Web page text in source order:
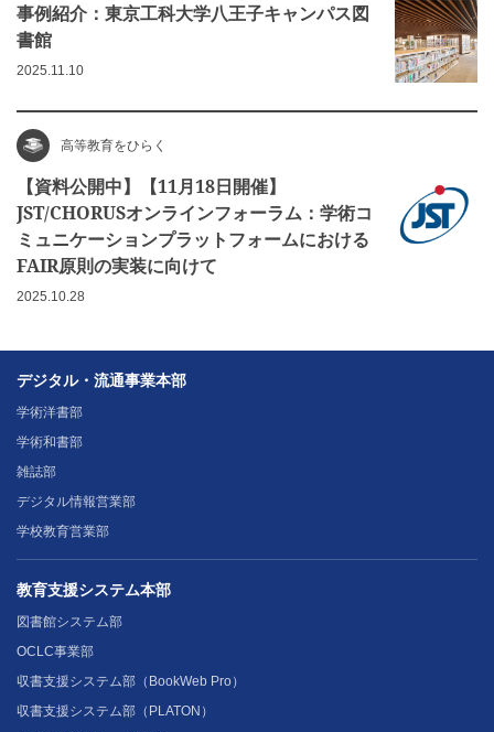
事例紹介：東京工科大学八王子キャンパス図
書館
2025.11.10
高等教育をひらく
【資料公開中】【11月18日開催】
JST/CHORUSオンラインフォーラム：学術コ
ミュニケーションプラットフォームにおける
FAIR原則の実装に向けて
2025.10.28
デジタル・流通事業本部
学術洋書部
学術和書部
雑誌部
デジタル情報営業部
学校教育営業部
教育支援システム本部
図書館システム部
OCLC事業部
収書支援システム部（BookWeb Pro）
収書支援システム部（PLATON）